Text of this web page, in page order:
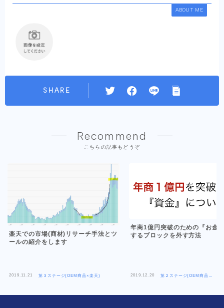
ABOUT ME
SHARE
Recommend
こちらの記事もどうぞ
楽天での市場(商材)リサーチ手法とツ
ールの紹介をします
2019.11.21 第３ステージ(OEM商品×楽天)
年商1億円突破のための『お金
するブロックを外す方法
2019.12.20
第２ステージ(OEM商品